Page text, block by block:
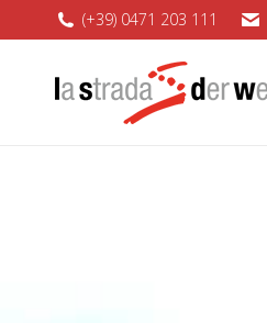
(+39) 0471 203 111